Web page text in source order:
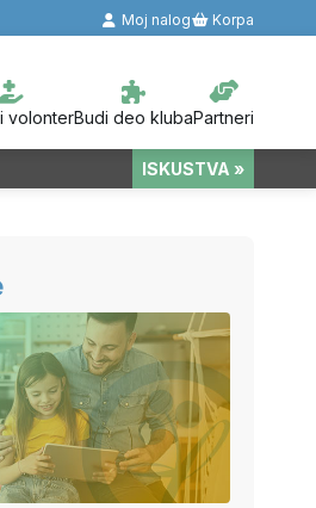
Moj nalog Korpa
volonterBudi deo klubaPartneri
ISKUSTVA »